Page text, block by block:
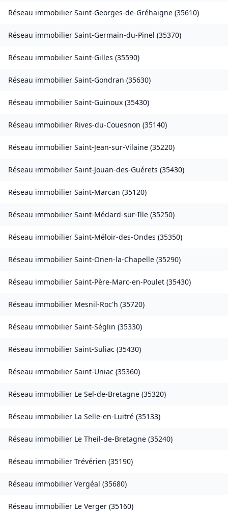
Réseau immobilier Saint-Georges-de-Gréhaigne (35610)
Réseau immobilier Saint-Germain-du-Pinel (35370)
Réseau immobilier Saint-Gilles (35590)
Réseau immobilier Saint-Gondran (35630)
Réseau immobilier Saint-Guinoux (35430)
Réseau immobilier Rives-du-Couesnon (35140)
Réseau immobilier Saint-Jean-sur-Vilaine (35220)
Réseau immobilier Saint-Jouan-des-Guérets (35430)
Réseau immobilier Saint-Marcan (35120)
Réseau immobilier Saint-Médard-sur-Ille (35250)
Réseau immobilier Saint-Méloir-des-Ondes (35350)
Réseau immobilier Saint-Onen-la-Chapelle (35290)
Réseau immobilier Saint-Père-Marc-en-Poulet (35430)
Réseau immobilier Mesnil-Roc'h (35720)
Réseau immobilier Saint-Séglin (35330)
Réseau immobilier Saint-Suliac (35430)
Réseau immobilier Saint-Uniac (35360)
Réseau immobilier Le Sel-de-Bretagne (35320)
Réseau immobilier La Selle-en-Luitré (35133)
Réseau immobilier Le Theil-de-Bretagne (35240)
Réseau immobilier Trévérien (35190)
Réseau immobilier Vergéal (35680)
Réseau immobilier Le Verger (35160)